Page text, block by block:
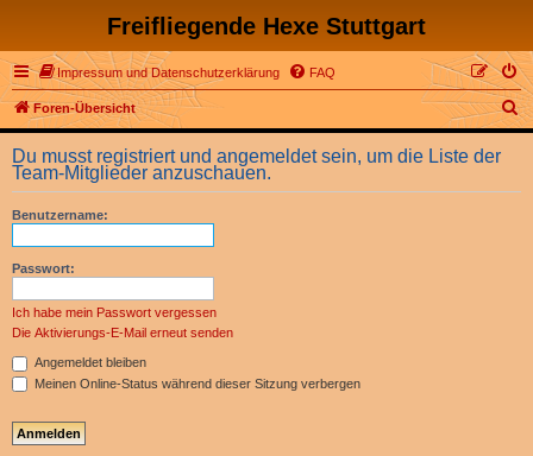
Freifliegende Hexe Stuttgart
Impressum und Datenschutzerklärung FAQ
Foren-Übersicht
S
u
h
Du musst registriert und angemeldet sein, um die Liste der
Team-Mitglieder anzuschauen.
Benutzername:
Passwort:
Ich habe mein Passwort vergessen
Die Aktivierungs-E-Mail erneut senden
Angemeldet bleiben
Meinen Online-Status während dieser Sitzung verbergen